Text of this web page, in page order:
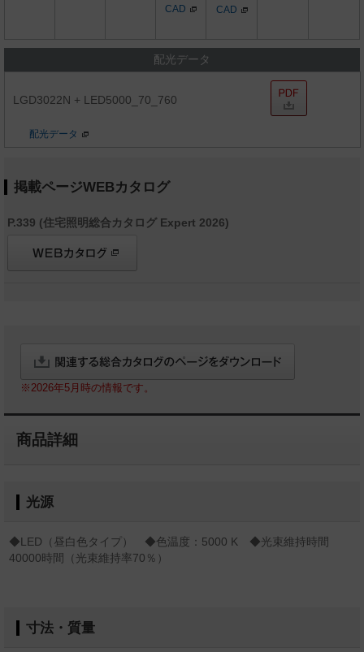
CAD CAD
配光データ
LGD3022N + LED5000_70_760
配光データ
掲載ページWEBカタログ
P.339 (住宅照明総合カタログ Expert 2026)
※2026年5月時の情報です。
商品詳細
光源
◆LED（昼白色タイプ） ◆色温度：5000 K ◆光束維持時間
40000時間（光束維持率70％）
寸法・質量